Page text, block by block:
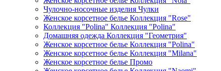
Чулочно-носочные изделия Чулки
Женское корсетное белье Коллекция "Rose"
Коллекция "Polina" Коллекция "Polina"
Домашняя одежда Коллекция "Геометрия"
Женское корсетное белье Коллекция "Polina"
Женское корсетное белье Коллекция "Milana"
Женское корсетное белье Промо